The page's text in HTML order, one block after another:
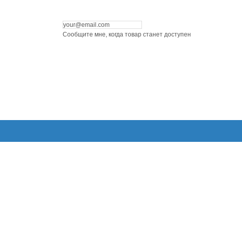
Сообщите мне, когда товар станет доступен